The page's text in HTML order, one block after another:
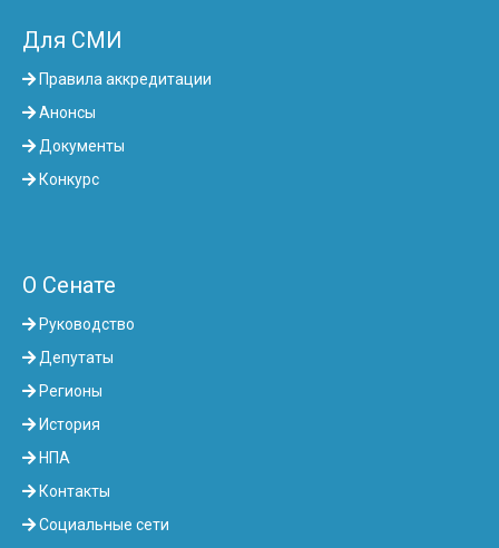
Для СМИ
Правила аккредитации
Анонсы
Документы
Конкурс
О Сенате
Руководство
Депутаты
Регионы
История
НПА
Контакты
Социальные сети